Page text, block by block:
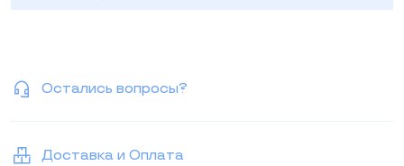
Остались вопросы?
Доставка и Оплата